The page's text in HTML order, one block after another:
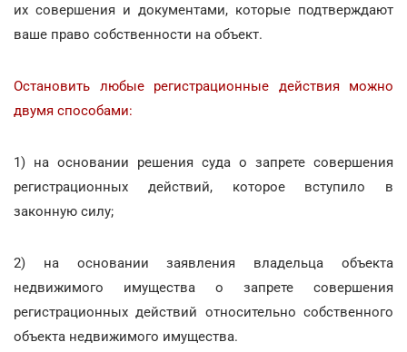
их совершения и документами, которые подтверждают
ваше право собственности на объект.
Остановить любые регистрационные действия можно
двумя способами:
1) на основании решения суда о запрете совершения
регистрационных действий, которое вступило в
законную силу;
2) на основании заявления владельца объекта
недвижимого имущества о запрете совершения
регистрационных действий относительно собственного
объекта недвижимого имущества.